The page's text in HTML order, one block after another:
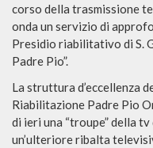
corso della trasmissione
onda un servizio di
Presidio riabilitativo di S.
Padre Pio”.
La struttura d’eccellenza
Riabilitazione Padre Pio
di ieri una “troupe” della
un’ulteriore ribalta